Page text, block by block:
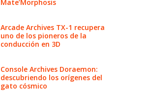
Mate’Morphosis
Arcade Archives TX-1 recupera
uno de los pioneros de la
conducción en 3D
Console Archives Doraemon:
descubriendo los orígenes del
gato cósmico